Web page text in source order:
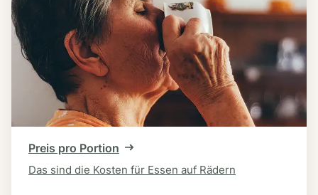
Preis pro Portion
Das sind die Kosten für Essen auf Rädern